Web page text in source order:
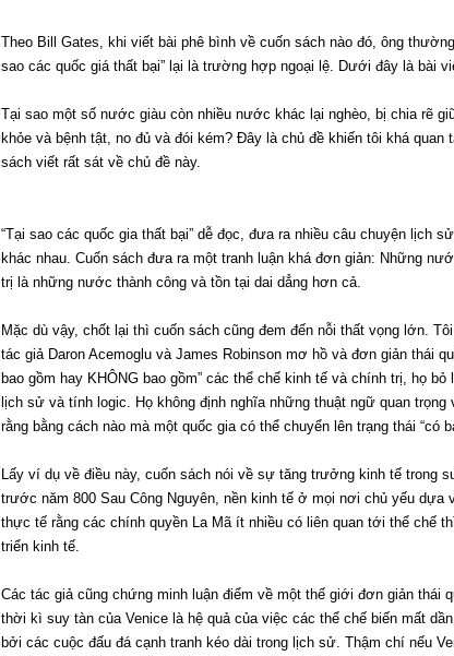
Theo Bill Gates, khi viết bài phê bình về cuốn sách nào đó, ông
sao các quốc giá thất bại” lại là trường hợp ngoại lệ. Dưới đây là bài
Tại sao một số nước giàu còn nhiều nước khác lại nghèo, bị chia rẽ
khỏe và bệnh tật, no đủ và đói kém? Đây là chủ đề khiến tôi khá quan
sách viết rất sát về chủ đề này.
“Tại sao các quốc gia thất bại” dễ đọc, đưa ra nhiều câu chuyện lịch
khác nhau. Cuốn sách đưa ra một tranh luận khá đơn giản: Những
trị là những nước thành công và tồn tại dai dẳng hơn cả.
Mặc dù vậy, chốt lại thì cuốn sách cũng đem đến nỗi thất vọng lớn.
tác giả Daron Acemoglu và James Robinson mơ hồ và đơn giản thái
bao gồm hay KHÔNG bao gồm” các thể chế kinh tế và chính trị, họ
lịch sử và tính logic. Họ không định nghĩa những thuật ngữ quan
rằng bằng cách nào mà một quốc gia có thể chuyển lên trạng thái “có
Lấy ví dụ về điều này, cuốn sách nói về sự tăng trưởng kinh tế trong
trước năm 800 Sau Công Nguyên, nền kinh tế ở mọi nơi chủ yếu dựa
thực tế rằng các chính quyền La Mã ít nhiều có liên quan tới thể chế
triển kinh tế.
Các tác giả cũng chứng minh luận điểm về một thế giới đơn giản thái
thời kì suy tàn của Venice là hệ quả của việc các thể chế biến mất
bởi các cuộc đấu đá cạnh tranh kéo dài trong lịch sử. Thậm chí nếu